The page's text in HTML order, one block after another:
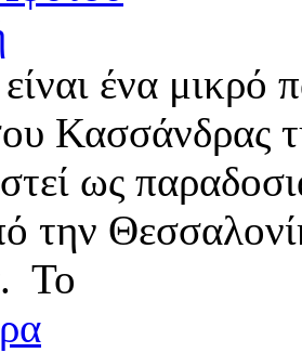
ένα μικρό
Κασσάνδρας
ως
την
Το